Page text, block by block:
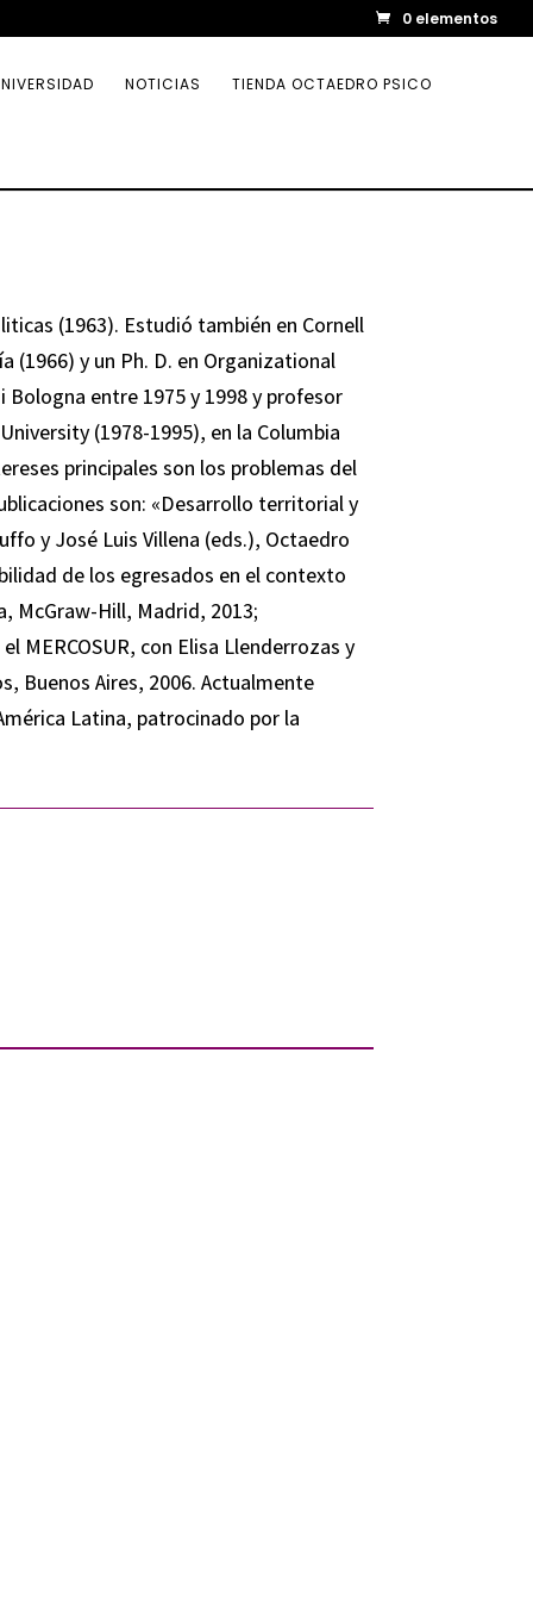
0 elementos
NOTICIAS TIENDA OCTAEDRO PSICO
(1963). Estudió también en Cornell
(1966) y un Ph. D. en Organizational
entre 1975 y 1998 y profesor
(1978-1995), en la Columbia
principales son los problemas del
son: «Desarrollo territorial y
y José Luis Villena (eds.), Octaedro
de los egresados en el contexto
McGraw-Hill, Madrid, 2013;
MERCOSUR, con Elisa Llenderrozas y
Buenos Aires, 2006. Actualmente
Latina, patrocinado por la